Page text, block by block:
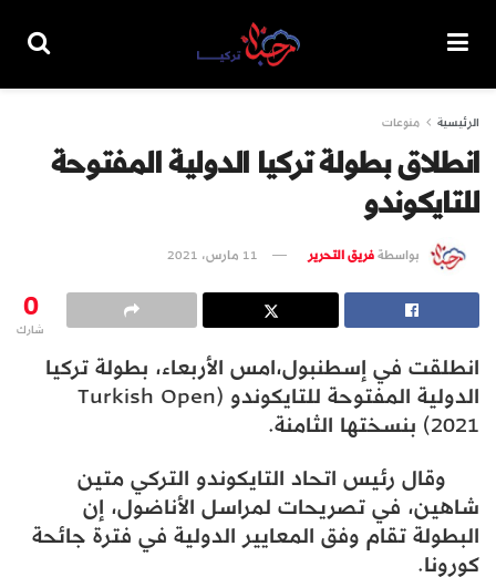
الرئيسية منوعات
انطلاق بطولة تركيا الدولية المفتوحة
للتايكوندو
بواسطةفريق التحرير 11 مارس، 2021
0
شارك
انطلقت في إسطنبول،امس الأربعاء، بطولة تركيا
الدولية المفتوحة للتايكوندو (Turkish Open
2021) بنسختها الثامنة.
وقال رئيس اتحاد التايكوندو التركي متين
شاهين، في تصريحات لمراسل الأناضول، إن
البطولة تقام وفق المعايير الدولية في فترة جائحة
كورونا.